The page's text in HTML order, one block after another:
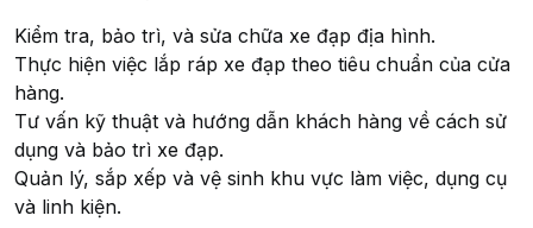
Kiểm tra, bảo trì, và sửa chữa xe đạp địa hình.
Thực hiện việc lắp ráp xe đạp theo tiêu chuẩn của cửa
hàng.
Tư vấn kỹ thuật và hướng dẫn khách hàng về cách sử
dụng và bảo trì xe đạp.
Quản lý, sắp xếp và vệ sinh khu vực làm việc, dụng cụ
và linh kiện.